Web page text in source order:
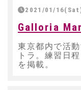
2021/01/
Galloria
東京都内で活
トラ。練習日
を掲載。